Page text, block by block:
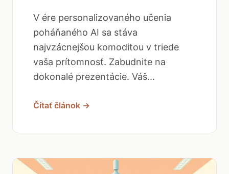
V ére personalizovaného učenia
poháňaného AI sa stáva
najvzácnejšou komoditou v triede
vaša prítomnosť. Zabudnite na
dokonalé prezentácie. Váš...
Čítať článok →